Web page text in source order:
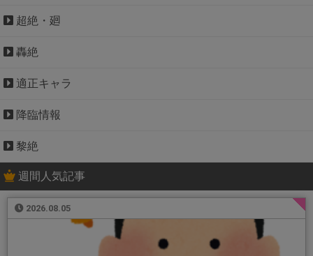
超絶・廻
轟絶
適正キャラ
降臨情報
黎絶
週間人気記事
2026.08.05